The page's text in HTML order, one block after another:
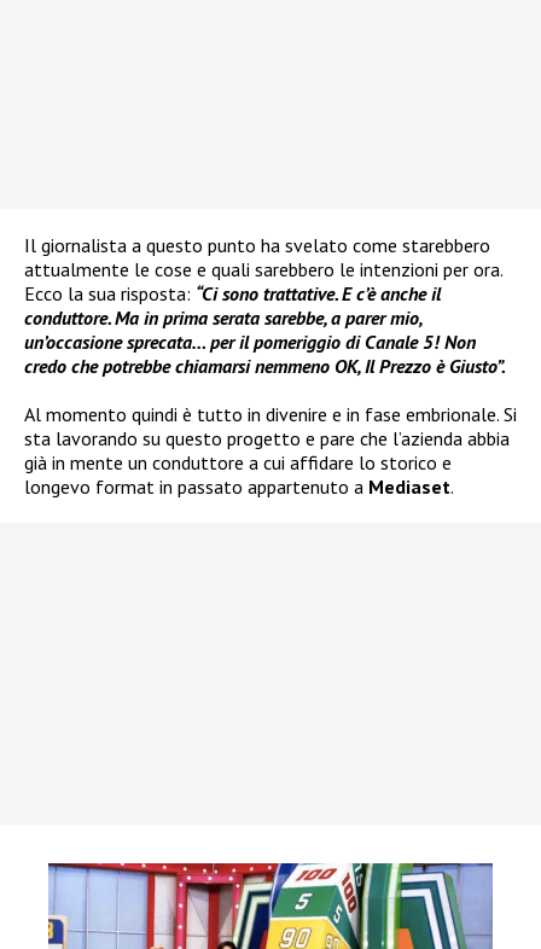
Il giornalista a questo punto ha svelato come starebbero
attualmente le cose e quali sarebbero le intenzioni per ora.
Ecco la sua risposta: “Ci sono trattative. E c’è anche il
conduttore. Ma in prima serata sarebbe, a parer mio,
un’occasione sprecata… per il pomeriggio di Canale 5! Non
credo che potrebbe chiamarsi nemmeno OK, Il Prezzo è Giusto”.
Al momento quindi è tutto in divenire e in fase embrionale. Si
sta lavorando su questo progetto e pare che l’azienda abbia
già in mente un conduttore a cui affidare lo storico e
longevo format in passato appartenuto a Mediaset.